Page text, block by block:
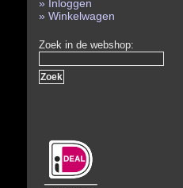
» Inloggen
» Winkelwagen
Zoek in de webshop: